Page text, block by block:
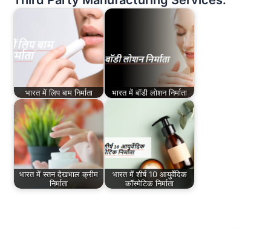
भारत में लिप बाम निर्माता भारत में बॉडी लोशन निर्माता
भारत में स्तन देखभाल क्रीम
निर्माता
भारत में शीर्ष 10 आयुर्वेदिक
कॉस्मेटिक निर्माता